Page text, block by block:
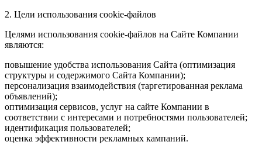
2. Цели использования cookie-файлов
Целями использования cookie-файлов на Сайте Компании
являются:
повышение удобства использования Сайта (оптимизация
структуры и содержимого Сайта Компании);
персонализация взаимодействия (таргетированная реклама
объявлений);
оптимизация сервисов, услуг на сайте Компании в
соответствии с интересами и потребностями пользователей;
идентификация пользователей;
оценка эффективности рекламных кампаний.